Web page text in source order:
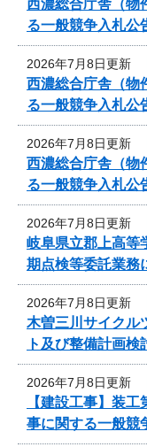
西濃総合庁舎（物
る一般競争入札公
2026年7月8日更新
西濃総合庁舎（物
る一般競争入札公
2026年7月8日更新
西濃総合庁舎（物
る一般競争入札公
2026年7月8日更新
岐阜県立郡上高等
期点検等委託業務
2026年7月8日更新
木曽三川サイクル
ト及び整備計画検
2026年7月8日更新
【建設工事】装
事に関する一般競